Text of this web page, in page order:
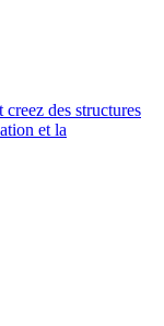
des structures
et la